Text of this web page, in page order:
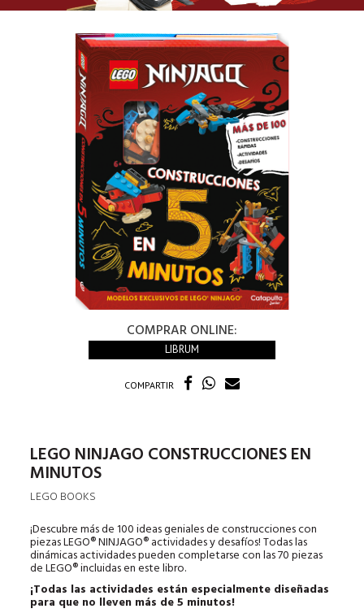
COMPRAR ONLINE:
LIBRUM
COMPARTIR
LEGO NINJAGO CONSTRUCCIONES EN
MINUTOS
LEGO BOOKS
¡Descubre más de 100 ideas geniales de construcciones con
piezas LEGO® NINJAGO® actividades y desafíos! Todas las
dinámicas actividades pueden completarse con las 70 piezas
de LEGO® incluidas en este libro.
¡Todas las actividades están especialmente diseñadas
para que no lleven más de 5 minutos!